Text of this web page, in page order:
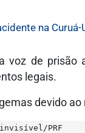
na Curuá-
voz de prisão
legais.
devido
PRF